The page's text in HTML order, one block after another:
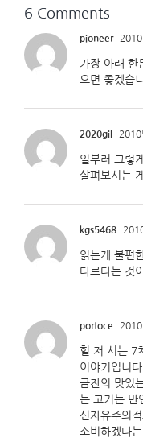
6 Comments
pioneer
가장 아래 한
으면 좋겠습
2020gil 2010
일부러 그렇
살펴보시는
kgs5468
읽는게 불편
다르다는 것
portoce
헐 저 시는 7
이야기입니다.
금잔의 맛있
는 고기는 만
신자유주의
소비하겠다